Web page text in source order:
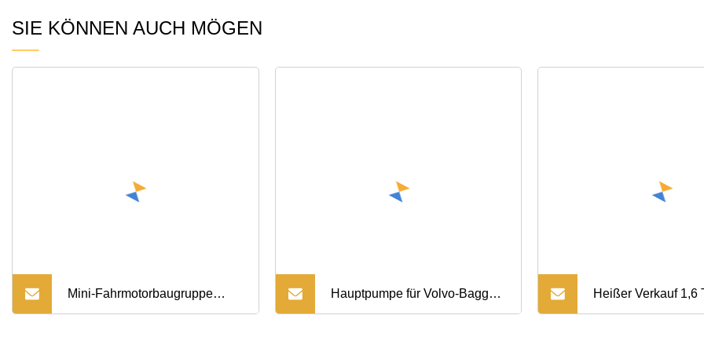
SIE KÖNNEN AUCH MÖGEN
Mini-Fahrmotorbaugruppe Hauptpumpe für Volvo-Bagger, Heißer Verkauf 1,6